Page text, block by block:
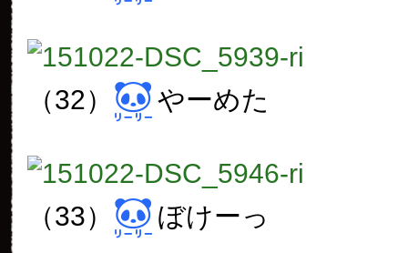
（32） やーめた
（33） ぼけーっ